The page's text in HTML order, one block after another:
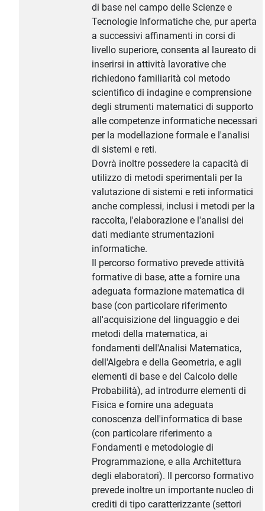
di base nel campo delle Scienze e
Tecnologie Informatiche che, pur aperta
a successivi affinamenti in corsi di
livello superiore, consenta al laureato di
inserirsi in attività lavorative che
richiedono familiarità col metodo
scientifico di indagine e comprensione
degli strumenti matematici di supporto
alle competenze informatiche necessari
per la modellazione formale e l'analisi
di sistemi e reti.
Dovrà inoltre possedere la capacità di
utilizzo di metodi sperimentali per la
valutazione di sistemi e reti informatici
anche complessi, inclusi i metodi per la
raccolta, l'elaborazione e l'analisi dei
dati mediante strumentazioni
informatiche.
Il percorso formativo prevede attività
formative di base, atte a fornire una
adeguata formazione matematica di
base (con particolare riferimento
all'acquisizione del linguaggio e dei
metodi della matematica, ai
fondamenti dell'Analisi Matematica,
dell'Algebra e della Geometria, e agli
elementi di base e del Calcolo delle
Probabilità), ad introdurre elementi di
Fisica e fornire una adeguata
conoscenza dell'informatica di base
(con particolare riferimento a
Fondamenti e metodologie di
Programmazione, e alla Architettura
degli elaboratori). Il percorso formativo
prevede inoltre un importante nucleo di
crediti di tipo caratterizzante (settori